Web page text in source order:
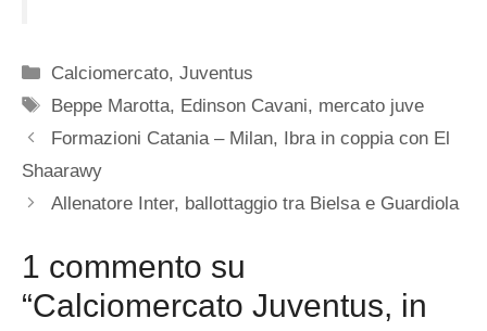
Categorie
Calciomercato,Juventus
Tag
Beppe Marotta, Edinson Cavani, mercato juve
Formazioni Catania – Milan, Ibra in coppia con El
Shaarawy
Allenatore Inter, ballottaggio tra Bielsa e Guardiola
1 commento su
“Calciomercato Juventus, in